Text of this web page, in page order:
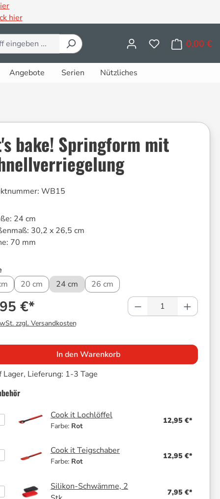
hier
0,00 €
Angebote Serien Nützliches
bake! Springform mit
WB15
24 cm
30,2 x 26,5 cm
70 mm
auswählen
20 cm 24 cm 26 cm
€*
zzgl. Versandkosten
Produkt Anzahl:
In den Warenkorb
Lager, Lieferung: 1-3 Tage
Cook it Lochlöffel
Farbe: Rot
12,95 €*
Cook it Teigschaber
Farbe: Rot
12,95 €*
Silikon-Schwämme, 2
7,95 €*